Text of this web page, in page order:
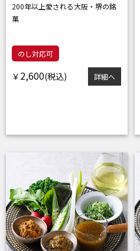
200年以上愛される大阪・堺の銘
菓
のし対応可
￥ 2,600 詳細へ